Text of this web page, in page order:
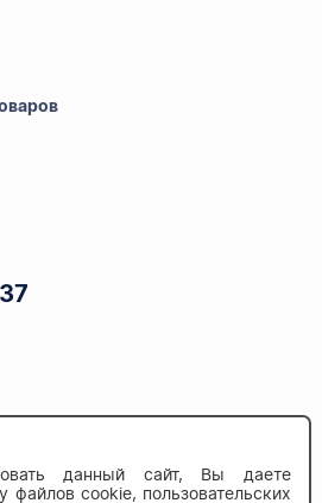
данный сайт, Вы даете
файлов cookie, пользовательских